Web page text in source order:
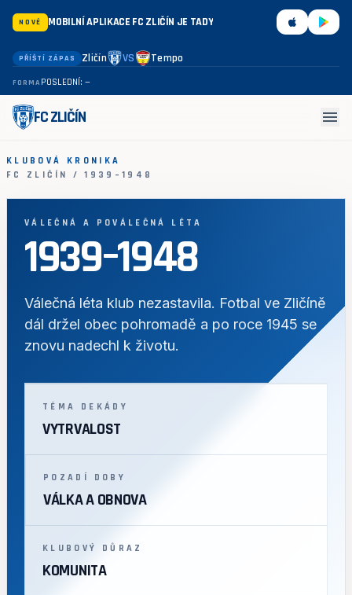
NOVÉ MOBILNÍ APLIKACE FC ZLIČÍN JE TADY
PŘÍŠTÍ ZÁPAS Zličín VS Tempo
FORMAPOSLEDNÍ: —
FC ZLIČÍN menu
KLUBOVÁ KRONIKA
FC ZLIČÍN / 1939–1948
VÁLEČNÁ A POVÁLEČNÁ LÉTA
1939–1948
Válečná léta klub nezastavila. Fotbal ve Zličíně
dál držel obec pohromadě a po roce 1945 se
znovu nadechl k životu.
TÉMA DEKÁDY
VYTRVALOST
POZADÍ DOBY
VÁLKA A OBNOVA
KLUBOVÝ DŮRAZ
KOMUNITA